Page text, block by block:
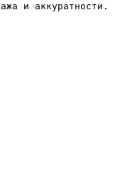
и аккуратности.